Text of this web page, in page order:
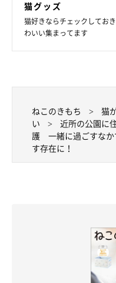
そろそろ暑い季節になって
しまうので、また次の冬に
もんがくんとの出
猫グッズ
猫好きならチェックしてお
わいい集まってます
ねこのきもち 猫
い
近所の公園に
護 一緒に過ごすなか
す存在に！